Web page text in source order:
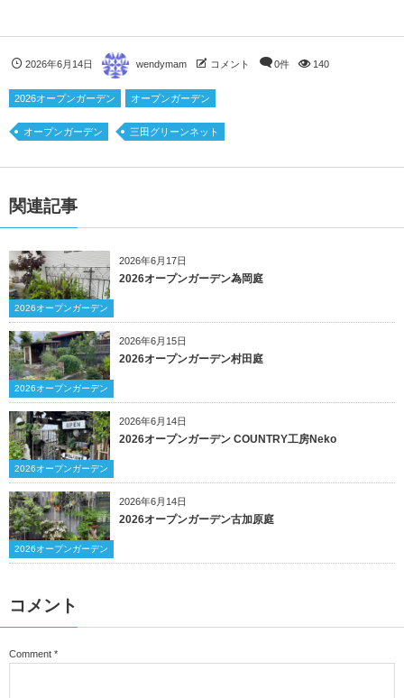
2026年6月14日 wendymam コメント 0件 140
2026オープンガーデン オープンガーデン
オープンガーデン 三田グリーンネット
関連記事
2026年6月17日
2026オープンガーデン
2026オープンガーデン為岡庭
2026年6月15日
2026オープンガーデン
2026オープンガーデン村田庭
2026年6月14日
2026オープンガーデン
2026オープンガーデン COUNTRY工房Neko
2026年6月14日
2026オープンガーデン
2026オープンガーデン古加原庭
コメント
Comment *